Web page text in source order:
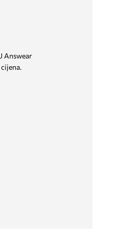
Answear